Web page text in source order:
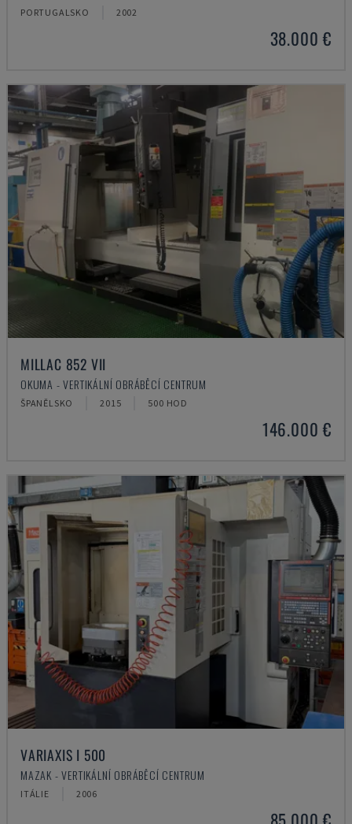
PORTUGALSKO 2002
38.000 €
MILLAC 852 VII
OKUMA - VERTIKÁLNÍ OBRÁBĚCÍ CENTRUM
ŠPANĚLSKO 2015 500 HOD
146.000 €
VARIAXIS I 500
MAZAK - VERTIKÁLNÍ OBRÁBĚCÍ CENTRUM
ITÁLIE 2006